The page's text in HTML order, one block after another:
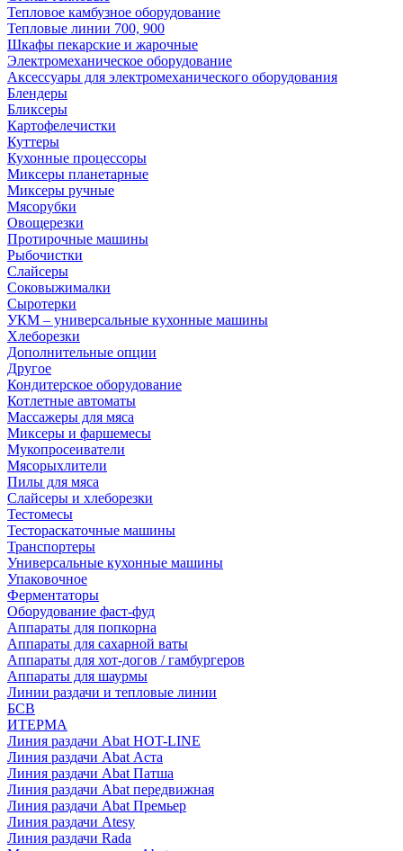
Тепловое камбузное оборудование
Тепловые линии 700, 900
Шкафы пекарские и жарочные
Электромеханическое оборудование
Аксессуары для электромеханического оборудования
Блендеры
Бликсеры
Картофелечистки
Куттеры
Кухонные процессоры
Миксеры планетарные
Миксеры ручные
Мясорубки
Овощерезки
Протирочные машины
Рыбочистки
Слайсеры
Соковыжималки
Сыротерки
УКМ – универсальные кухонные машины
Хлеборезки
Дополнительные опции
Другое
Кондитерское оборудование
Котлетные автоматы
Массажеры для мяса
Миксеры и фаршемесы
Мукопросеиватели
Мясорыхлители
Пилы для мяса
Слайсеры и хлеборезки
Тестомесы
Тестораскаточные машины
Транспортеры
Универсальные кухонные машины
Упаковочное
Ферментаторы
Оборудование фаст-фуд
Аппараты для попкорна
Аппараты для сахарной ваты
Аппараты для хот-догов / гамбургеров
Аппараты для шаурмы
Линии раздачи и тепловые линии
БСВ
ИТЕРМА
Линия раздачи Abat HOT-LINE
Линия раздачи Abat Аста
Линия раздачи Abat Патша
Линия раздачи Abat передвижная
Линия раздачи Abat Премьер
Линия раздачи Atesy
Линия раздачи Rada